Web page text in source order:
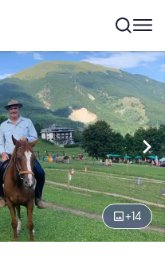
+14
Regala
Modifica
Modifica
1